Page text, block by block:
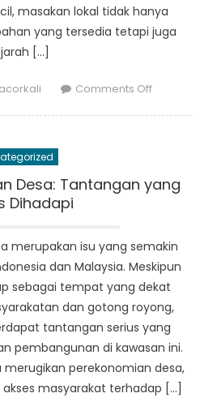
masakan lokal tidak hanya
yang tersedia tetapi juga
[…]
Comments Offon
Kuliner
Desa: Tantangan yang
Dihadapi
merupakan isu yang semakin
dan Malaysia. Meskipun
sebagai tempat yang dekat
dan gotong royong,
tantangan serius yang
pembangunan di kawasan ini.
merugikan perekonomian desa,
masyarakat terhadap […]